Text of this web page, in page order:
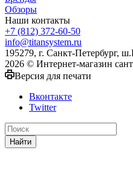
Обзоры
Наши контакты
+7 (812) 372-60-50
info@titansystem.ru
195279, г. Санкт-Петербург,
2026 © Интернет-магазин
Версия для печати
Вконтакте
Twitter
Найти